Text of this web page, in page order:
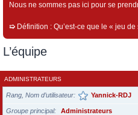
Nous ne sommes pas ici pour se
➯ Définition : Qu’est-ce que le « jeu
L’équipe
ADMINISTRATEURS
Rang, Nom d’utilisateur Yannick-RDJ
Groupe principal Administrateurs